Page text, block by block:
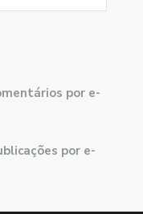
por e-
por e-